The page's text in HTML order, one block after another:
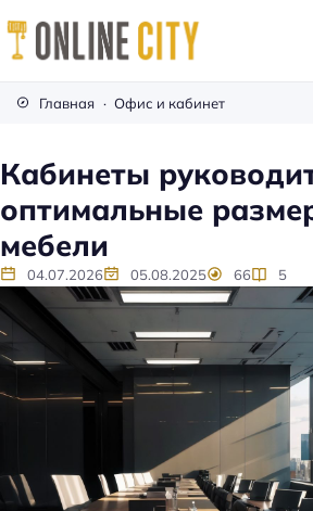
л
ь
а
к
а
ж
д
ы
Главная Офис и кабинет
Кабинеты
оптимальные
мебели
04.07.2026 05.08.2025 66 5